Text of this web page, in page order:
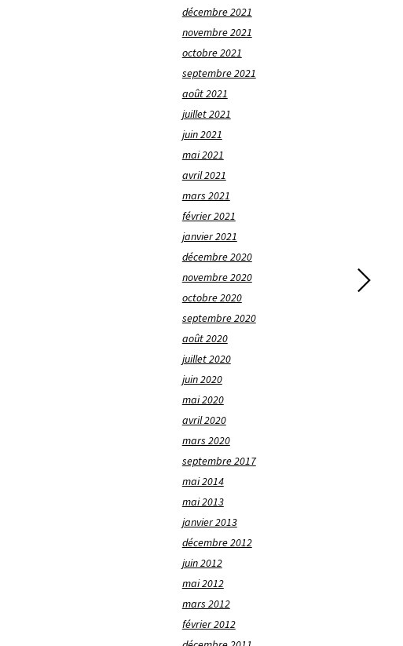
décembre 2021
novembre 2021
octobre 2021
septembre 2021
août 2021
juillet 2021
juin 2021
mai 2021
avril 2021
mars 2021
février 2021
janvier 2021
décembre 2020
novembre 2020
octobre 2020
septembre 2020
août 2020
juillet 2020
juin 2020
mai 2020
avril 2020
mars 2020
septembre 2017
mai 2014
mai 2013
janvier 2013
décembre 2012
juin 2012
mai 2012
mars 2012
février 2012